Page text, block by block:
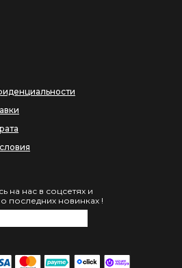
на нас в соцсетях и
о последних новинках !